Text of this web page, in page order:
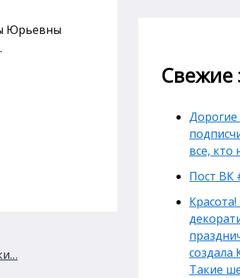
Юрьевны
Свежие
все, кто
Пост ВК
создала
Такие